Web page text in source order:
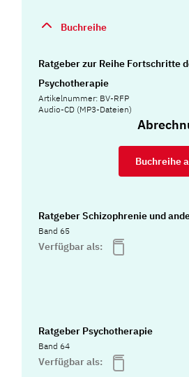
Buchreihe
Ratgeber zur Reihe Fortschritte
Psychotherapie
Artikelnummer: BV-RFP
Audio-CD (MP3-Dateien)
Buchreihe
Ratgeber Schizophrenie und
Band 65
Verfügbar als:
Ratgeber Psychotherapie
Band 64
Verfügbar als: